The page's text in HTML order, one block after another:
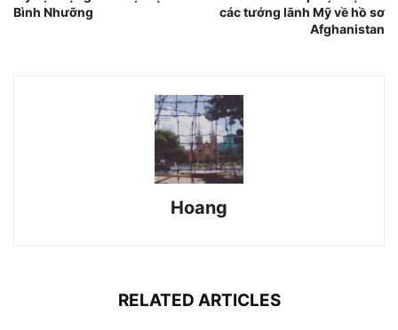
Bình Nhưỡng
các tướng lãnh Mỹ về hồ sơ
Afghanistan
Hoang
RELATED ARTICLES